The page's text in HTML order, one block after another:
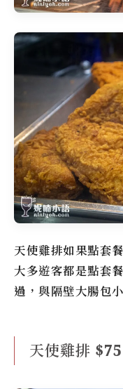
天使雞排如果點套
大多遊客都是點套
過，與隔壁大腸包
天使雞排 $75